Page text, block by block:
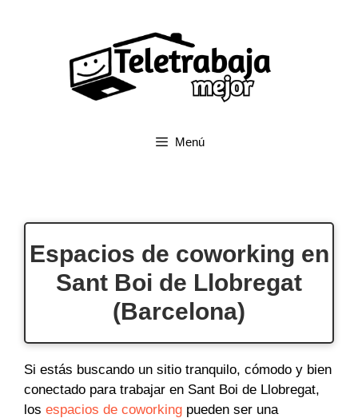
Menú
Espacios de coworking en
Sant Boi de Llobregat
(Barcelona)
Si estás buscando un sitio tranquilo, cómodo y bien
conectado para trabajar en Sant Boi de Llobregat,
los espacios de coworking pueden ser una